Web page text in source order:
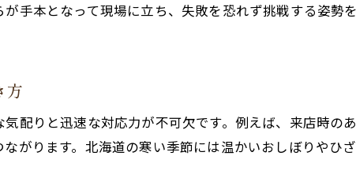
地元イベントと連携する居酒屋の役割
地元食材を活用した居酒屋作りのコツ
居酒屋で地元食材を活かすメニュー開発法
手本となって現場に立ち、失敗を恐れず挑戦する姿勢
方
配りと迅速な対応力が不可欠です。例えば、来店時の
がります。北海道の寒い季節には温かいおしぼりやひ